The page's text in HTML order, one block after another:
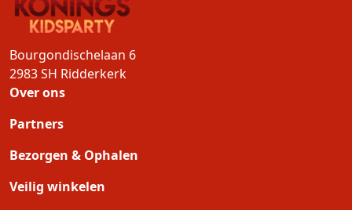
Bourgondischelaan 6
2983 SH Ridderkerk
Over ons
Partners
Bezorgen & Ophalen
Veilig winkelen